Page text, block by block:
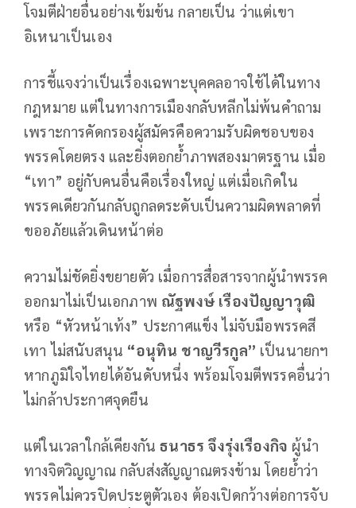
โจมตีฝ่ายอื่นอย่างเข้มข้น กลายเป็น ว่าแต่เขา
อิเหนาเป็นเอง
การชี้แจงว่าเป็นเรื่องเฉพาะบุคคลอาจใช้ได้ในทาง
กฎหมาย แต่ในทางการเมืองกลับหลีกไม่พ้นคำถาม
เพราะการคัดกรองผู้สมัครคือความรับผิดชอบของ
พรรคโดยตรง และยิ่งตอกย้ำภาพสองมาตรฐาน เมื่อ
“เทา” อยู่กับคนอื่นคือเรื่องใหญ่ แต่เมื่อเกิดใน
พรรคเดียวกันกลับถูกลดระดับเป็นความผิดพลาดที่
ขออภัยแล้วเดินหน้าต่อ
ความไม่ชัดยิ่งขยายตัว เมื่อการสื่อสารจากผู้นำพรรค
ออกมาไม่เป็นเอกภาพ ณัฐพงษ์ เรืองปัญญาวุฒิ
หรือ “หัวหน้าเท้ง” ประกาศแข็ง ไม่จับมือพรรคสี
เทา ไม่สนับสนุน “อนุทิน ชาญวีรกูล” เป็นนายกฯ
หากภูมิใจไทยได้อันดับหนึ่ง พร้อมโจมตีพรรคอื่นว่า
ไม่กล้าประกาศจุดยืน
แต่ในเวลาใกล้เคียงกันธนาธร จึงรุ่งเรืองกิจ ผู้นำ
ทางจิตวิญญาณ กลับส่งสัญญาณตรงข้าม โดยย้ำว่า
พรรคไม่ควรปิดประตูตัวเอง ต้องเปิดกว้างต่อการจับ